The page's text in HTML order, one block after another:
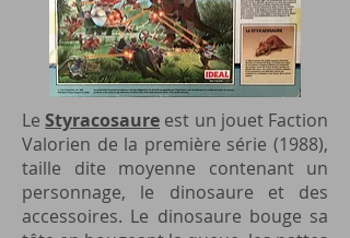
LeStyracosaure est un jouet Faction
Valorien de la première série (1988),
taille dite moyenne contenant un
personnage, le dinosaure et des
accessoires. Le dinosaure bouge sa